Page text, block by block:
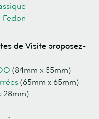
Fedon
de Visite proposez-
(84mm x 55mm)
(65mm x 65mm)
28mm)